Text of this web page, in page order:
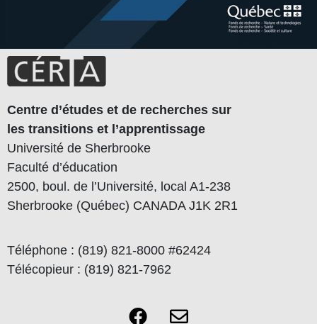
Centre d’études et de recherches sur
les transitions et l’apprentissage
Université de Sherbrooke
Faculté d’éducation
2500, boul. de l’Université, local A1-238
Sherbrooke (Québec) CANADA J1K 2R1
Téléphone : (819) 821-8000 #62424
Télécopieur : (819) 821-7962